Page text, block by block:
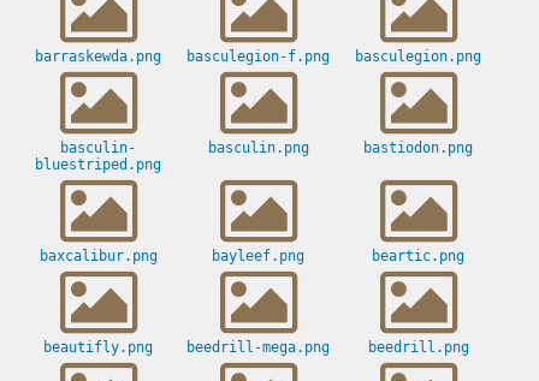
barraskewda.png basculegion-f.png basculegion.png
basculin-
bluestriped.png
basculin.png bastiodon.png
baxcalibur.png bayleef.png beartic.png
beautifly.png beedrill-mega.png beedrill.png